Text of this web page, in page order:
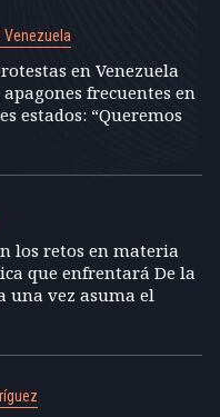
en Venezuela
frecuentes en
estados: “Queremos
los retos en materia
que enfrentará De la
una vez asuma el